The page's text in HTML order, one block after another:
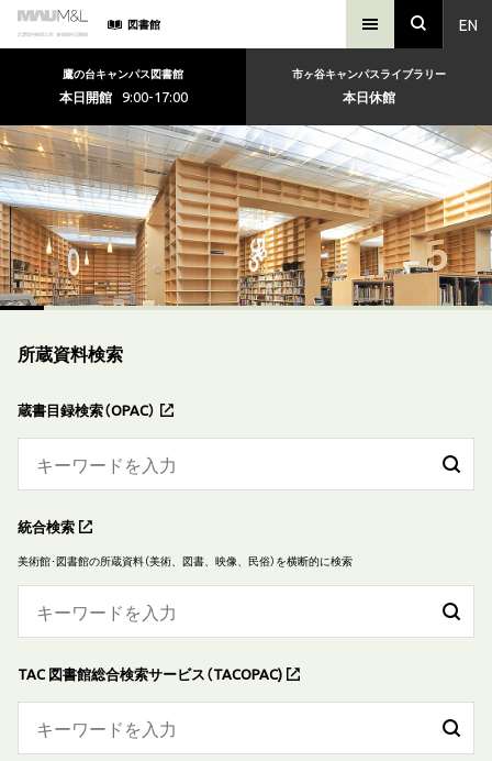
EN
図書館
鷹の台キャンパス図書館
本日開館 9:00-17:00
市ヶ谷キャンパスライブラリー
本日休館
所蔵資料検索
蔵書目録検索（OPAC）
統合検索
美術館･図書館の所蔵資料（美術、図書、映像、民俗）を横断的に検索
TAC 図書館総合検索サービス（TACOPAC)